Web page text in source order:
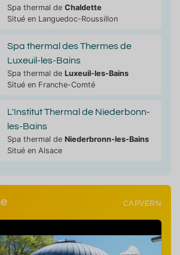
Spa thermal de Chaldette
Situé en Languedoc-Roussillon
Spa thermal des Thermes de
Luxeuil-les-Bains
Spa thermal de Luxeuil-les-Bains
Situé en Franche-Comté
L'Institut Thermal de Niederbonn-
les-Bains
Spa thermal de Niederbronn-les-Bains
Situé en Alsace
CAPVERN